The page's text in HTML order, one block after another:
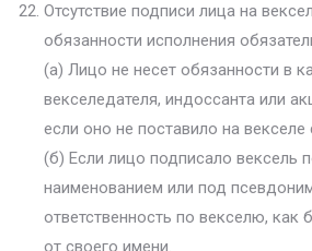
Отсутствие подписи лица на
обязанности исполнения
(а) Лицо не несет обязанности в
векселедателя, индоссанта или
если оно не поставило на
(б) Если лицо подписало вексель
наименованием или под
ответственность по векселю, как
от своего имени.